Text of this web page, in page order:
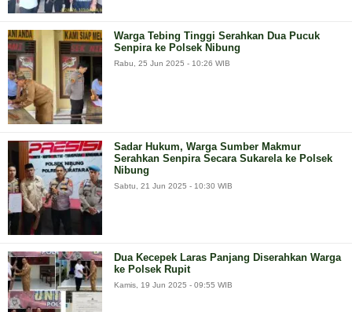
Warga Tebing Tinggi Serahkan Dua Pucuk
Senpira ke Polsek Nibung
Rabu, 25 Jun 2025 - 10:26 WIB
Sadar Hukum, Warga Sumber Makmur
Serahkan Senpira Secara Sukarela ke Polsek
Nibung
Sabtu, 21 Jun 2025 - 10:30 WIB
Dua Kecepek Laras Panjang Diserahkan Warga
ke Polsek Rupit
Kamis, 19 Jun 2025 - 09:55 WIB